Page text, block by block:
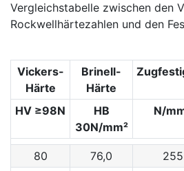
Vergleichstabelle zwischen den
Rockwellhärtezahlen und den
Vickers-
Härte
Brinell-
Härte
HV ≥98N
HB
30N/mm²
N/
80 76,0
255